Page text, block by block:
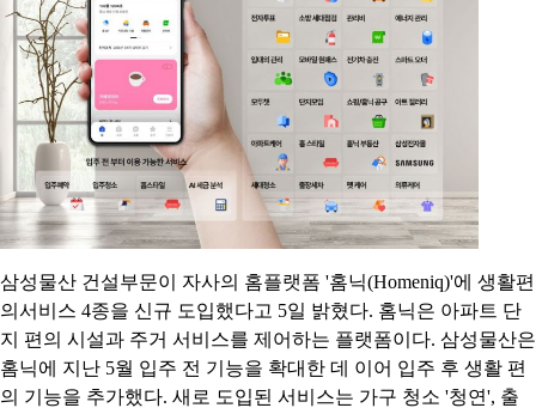
삼성물산 건설부문이 자사의 홈플랫폼 '홈닉(Homeniq)'에 생활편
의서비스 4종을 신규 도입했다고 5일 밝혔다. 홈닉은 아파트 단
지 편의 시설과 주거 서비스를 제어하는 플랫폼이다. 삼성물산은
홈닉에 지난 5월 입주 전 기능을 확대한 데 이어 입주 후 생활 편
의 기능을 추가했다. 새로 도입된 서비스는 가구 청소 '청연', 출